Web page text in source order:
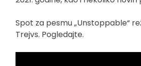
Spot za pesmu „Unstoppable“
Trejvs. Pogledajte.